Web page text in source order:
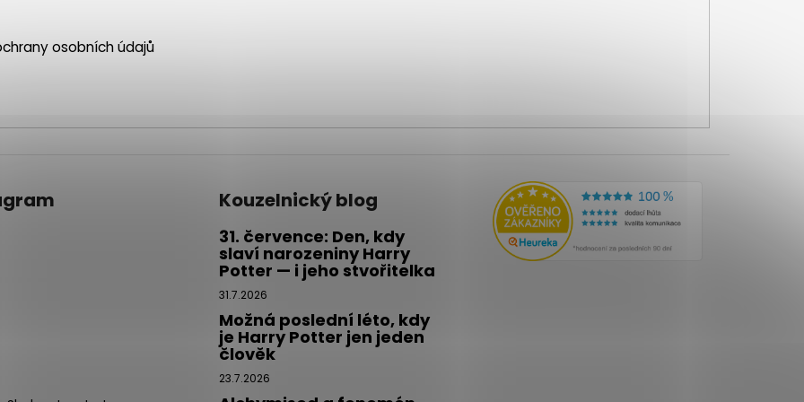
osobních údajů
Kouzelnický blog
31. července: Den, kdy
slaví narozeniny Harry
Potter — i jeho stvořitelka
31.7.2026
Možná poslední léto, kdy
je Harry Potter jen jeden
člověk
23.7.2026